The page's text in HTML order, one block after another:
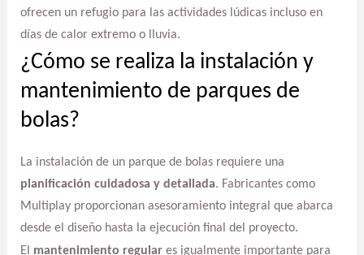
ofrecen un refugio para las actividades lúdicas incluso en
días de calor extremo o lluvia.
¿Cómo se realiza la instalación y
mantenimiento de parques de
bolas?
La instalación de un parque de bolas requiere una
planificación cuidadosa y detallada. Fabricantes como
Multiplay proporcionan asesoramiento integral que abarca
desde el diseño hasta la ejecución final del proyecto.
El mantenimiento regulares igualmente importante para